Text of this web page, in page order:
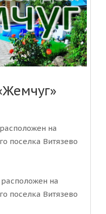
на
поселка Витязево
расположен на
поселка Витязево